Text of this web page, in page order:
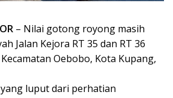
– Nilai gotong royong masih
Jalan Kejora RT 35 dan RT 36
Oebobo, Kota Kupang,
luput dari perhatian